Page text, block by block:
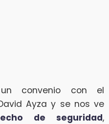
convenio con el
Ayza y se nos ve
de seguridad,